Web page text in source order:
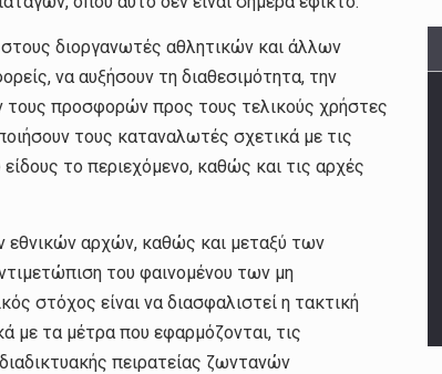
διοργανωτές αθλητικών και άλλων
να αυξήσουν τη διαθεσιμότητα, την
τους προσφορών προς τους τελικούς χρήστες
τους καταναλωτές σχετικά με τις
το περιεχόμενο, καθώς και τις αρχές
εθνικών αρχών, καθώς και μεταξύ των
του φαινομένου των μη
στόχος είναι να διασφαλιστεί η τακτική
με τα μέτρα που εφαρμόζονται, τις
πειρατείας ζωντανών